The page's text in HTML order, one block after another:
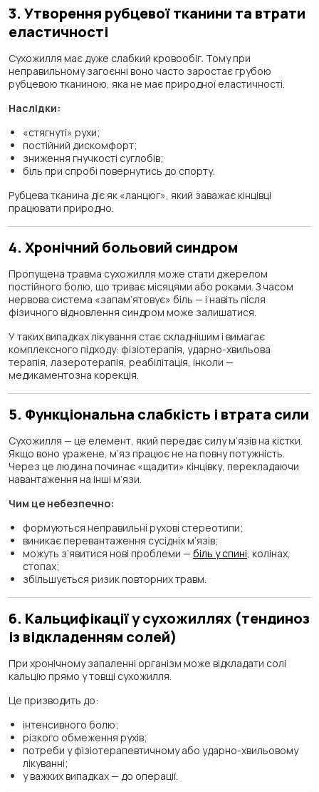
3. Утворення рубцевої тканини та втрати
еластичності
Сухожилля має дуже слабкий кровообіг. Тому при
неправильному загоєнні воно часто заростає грубою
рубцевою тканиною, яка не має природної еластичності.
Наслідки:
«стягнуті» рухи;
постійний дискомфорт;
зниження гнучкості суглобів;
біль при спробі повернутись до спорту.
Рубцева тканина діє як «ланцюг», який заважає кінцівці
працювати природно.
4. Хронічний больовий синдром
Пропущена травма сухожилля може стати джерелом
постійного болю, що триває місяцями або роками. З часом
нервова система «запам’ятовує» біль — і навіть після
фізичного відновлення синдром може залишатися.
У таких випадках лікування стає складнішим і вимагає
комплексного підходу: фізіотерапія, ударно-хвильова
терапія, лазеротерапія, реабілітація, інколи —
медикаментозна корекція.
5. Функціональна слабкість і втрата сили
Сухожилля — це елемент, який передає силу м’язів на кістки.
Якщо воно уражене, м’яз працює не на повну потужність.
Через це людина починає «щадити» кінцівку, перекладаючи
навантаження на інші м’язи.
Чим це небезпечно:
формуються неправильні рухові стереотипи;
виникає перевантаження сусідніх м’язів;
можуть з’явитися нові проблеми — біль у спині, колінах,
стопах;
збільшується ризик повторних травм.
6. Кальцифікації у сухожиллях (тендиноз
із відкладенням солей)
При хронічному запаленні організм може відкладати солі
кальцію прямо у товщі сухожилля.
Це призводить до:
інтенсивного болю;
різкого обмеження рухів;
потреби у фізіотерапевтичному або ударно-хвильовому
лікуванні;
у важких випадках — до операції.